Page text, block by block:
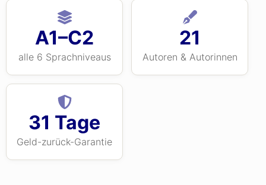
A1–C2
alle 6 Sprachniveaus
21
Autoren & Autorinnen
31 Tage
Geld-zurück-Garantie